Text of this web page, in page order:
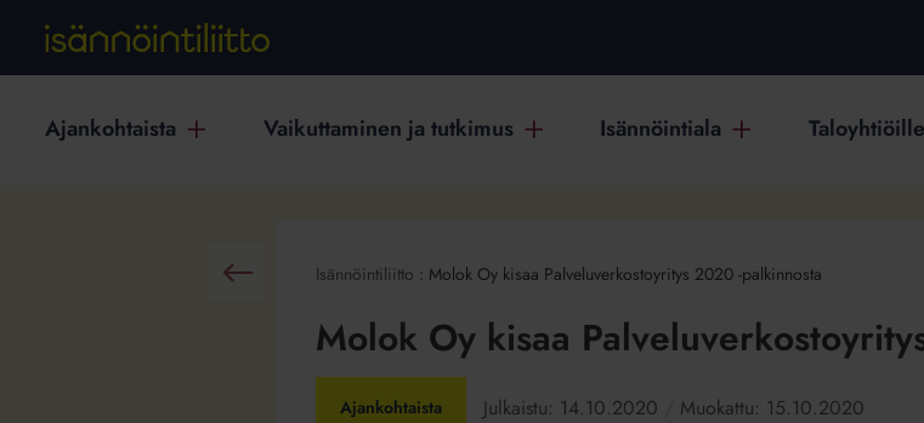
Ajankohtaista Vaikuttaminen ja tutkimus Isännöintiala Taloyhtiöille
Takaisin Isännöintiliitto : Molok Oy kisaa Palveluverkostoyritys 2020 -palkinnosta
Molok Oy kisaa
Ajankohtaista Julkaistu: 14.10.2020 Muokattu: 15.10.2020